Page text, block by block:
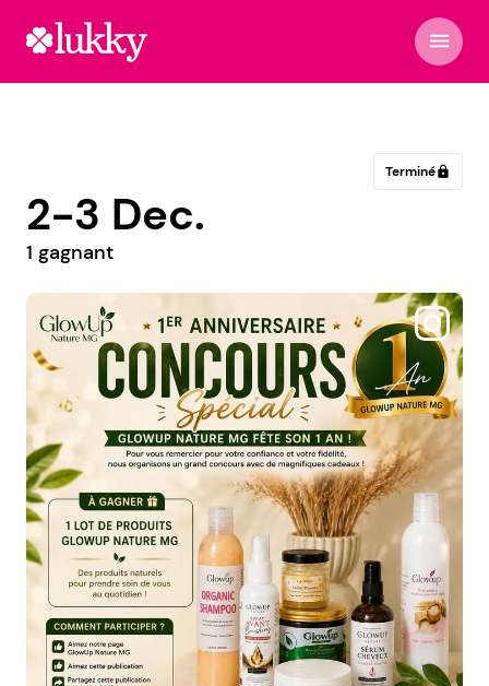
menu
Terminélock
2-3 Dec.
1 gagnant
@partylite_by_marie